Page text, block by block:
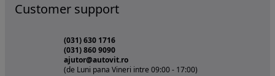
Customer support
(031) 630 1716
(031) 860 9090
ajutor@autovit.ro
(de Luni pana Vineri intre 09:00 - 17:00)